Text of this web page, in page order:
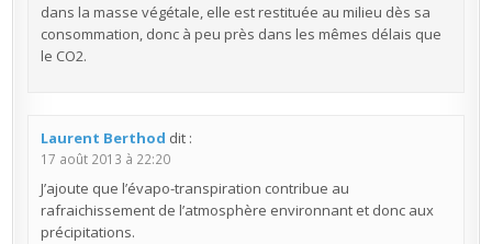
dans la masse végétale, elle est restituée au milieu dès sa
consommation, donc à peu près dans les mêmes délais que
le CO2.
Laurent Berthod dit :
17 août 2013 à 22:20
J’ajoute que l’évapo-transpiration contribue au
rafraichissement de l’atmosphère environnant et donc aux
précipitations.